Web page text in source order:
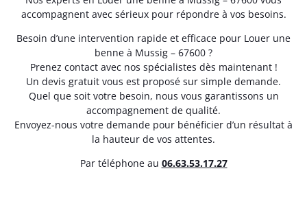
accompagnent avec sérieux pour répondre à vos besoins.
Besoin d’une intervention rapide et efficace pour Louer une
benne à Mussig – 67600 ?
Prenez contact avec nos spécialistes dès maintenant !
Un devis gratuit vous est proposé sur simple demande.
Quel que soit votre besoin, nous vous garantissons un
accompagnement de qualité.
Envoyez-nous votre demande pour bénéficier d’un résultat à
la hauteur de vos attentes.
Par téléphone au 06.63.53.17.27